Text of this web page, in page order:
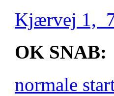
Kjærvej 1,
OK SNAB:
normale